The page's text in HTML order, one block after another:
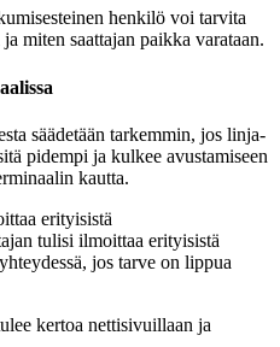
henkilö voi tarvita
miten saattajan paikka varataan.
säädetään tarkemmin, jos linja-
pidempi ja kulkee avustamiseen
kautta.
erityisistä
tulisi ilmoittaa erityisistä
jos tarve on lippua
kertoa nettisivuillaan ja